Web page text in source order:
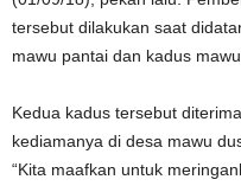
tersebut dilakukan saat
mawu pantai dan kadus
Kedua kadus tersebut
kediamanya di desa mawu
“Kita maafkan untuk